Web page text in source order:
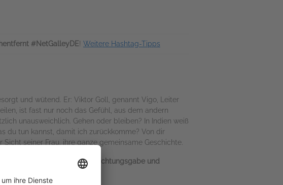
#NetGalleyDE! Weitere Hashtag-Tipps
und wütend. Er: Viktor Goll, genannt Vigo, Leiter
ist fast nur noch das Gefühl, aus dem andern
unausweichlich. Gehen oder bleiben? In Indien weiß
du tun kannst, damit ich zurückkomme? Von dir
seiner Frau, ihre ganze gemeinsame Geschichte.
der Suggestion, der Beobachtungsgabe und